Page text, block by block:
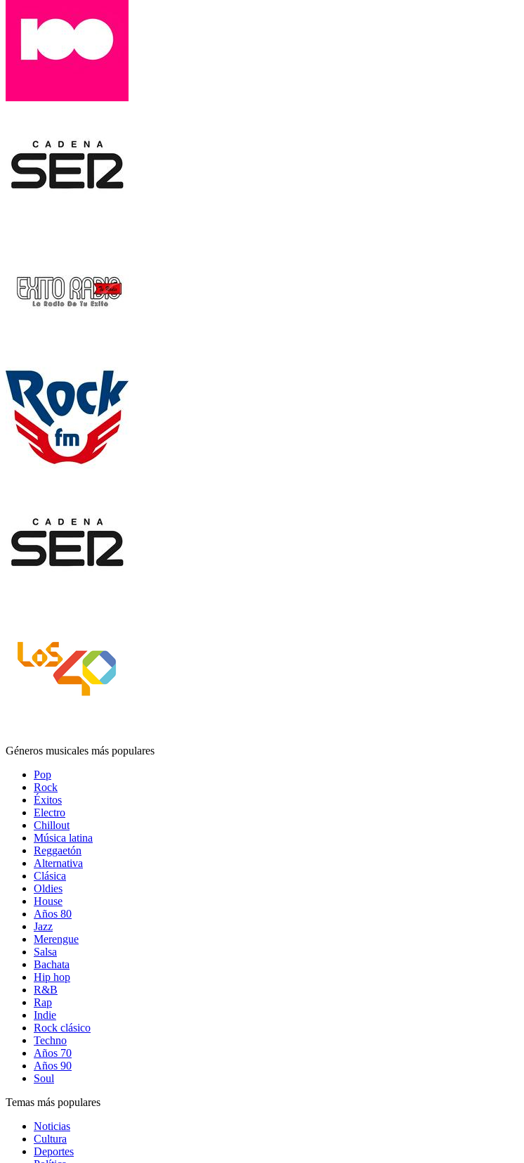
Géneros musicales más populares
Pop
Rock
Éxitos
Electro
Chillout
Música latina
Reggaetón
Alternativa
Clásica
Oldies
House
Años 80
Jazz
Merengue
Salsa
Bachata
Hip hop
R&B
Rap
Indie
Rock clásico
Techno
Años 70
Años 90
Soul
Temas más populares
Noticias
Cultura
Deportes